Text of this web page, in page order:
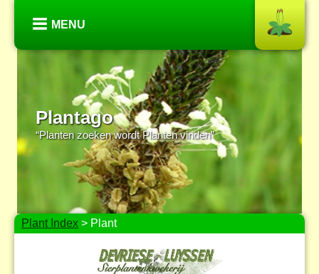
MENU
Plantago
“Planten zoeken wordt Planten vinden”
Plant Index > Plant